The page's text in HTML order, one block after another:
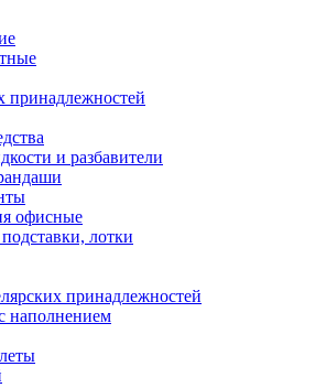
принадлежностей
и разбавители
офисные
лотки
принадлежностей
наполнением